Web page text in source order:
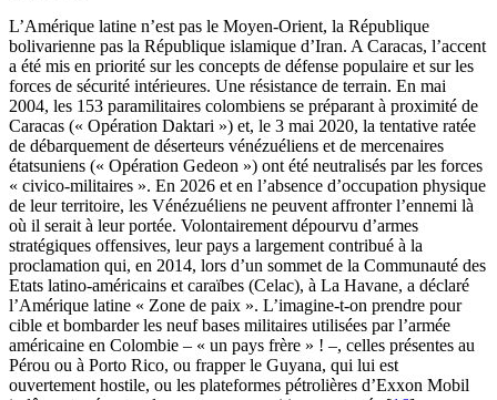
L’Amérique latine n’est pas le Moyen-Orient, la République
bolivarienne pas la République islamique d’Iran. A Caracas, l’accent
a été mis en priorité sur les concepts de défense populaire et sur les
forces de sécurité intérieures. Une résistance de terrain. En mai
2004, les 153 paramilitaires colombiens se préparant à proximité de
Caracas (« Opération Daktari ») et, le 3 mai 2020, la tentative ratée
de débarquement de déserteurs vénézuéliens et de mercenaires
étatsuniens (« Opération Gedeon ») ont été neutralisés par les forces
« civico-militaires ». En 2026 et en l’absence d’occupation physique
de leur territoire, les Vénézuéliens ne peuvent affronter l’ennemi là
où il serait à leur portée. Volontairement dépourvu d’armes
stratégiques offensives, leur pays a largement contribué à la
proclamation qui, en 2014, lors d’un sommet de la Communauté des
Etats latino-américains et caraïbes (Celac), à La Havane, a déclaré
l’Amérique latine « Zone de paix ». L’imagine-t-on prendre pour
cible et bombarder les neuf bases militaires utilisées par l’armée
américaine en Colombie – « un pays frère » ! –, celles présentes au
Pérou ou à Porto Rico, ou frapper le Guyana, qui lui est
ouvertement hostile, ou les plateformes pétrolières d’Exxon Mobil